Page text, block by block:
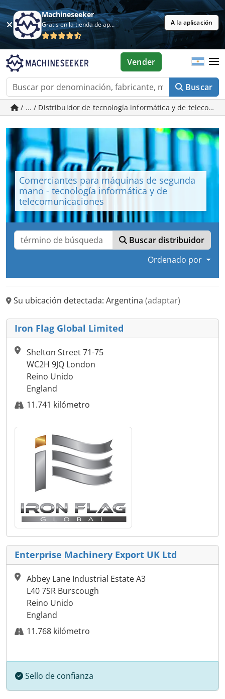
Machineseeker
Gratis en la tienda de aplicaciones A la aplicación
Buscar
Vender
/ ... / Distribuidor de tecnología informática y de
Comerciantes para máquinas de segunda
mano - tecnología informática y de
telecomunicaciones
Buscar distribuidor
Ordenado por
Su ubicación detectada: Argentina (adaptar)
Iron Flag Global Limited
Shelton Street 71-75
WC2H 9JQ London
Reino Unido
England
11.741 kilómetro
Enterprise Machinery Export UK Ltd
Abbey Lane Industrial Estate A3
L40 7SR Burscough
Reino Unido
England
11.768 kilómetro
Sello de confianza